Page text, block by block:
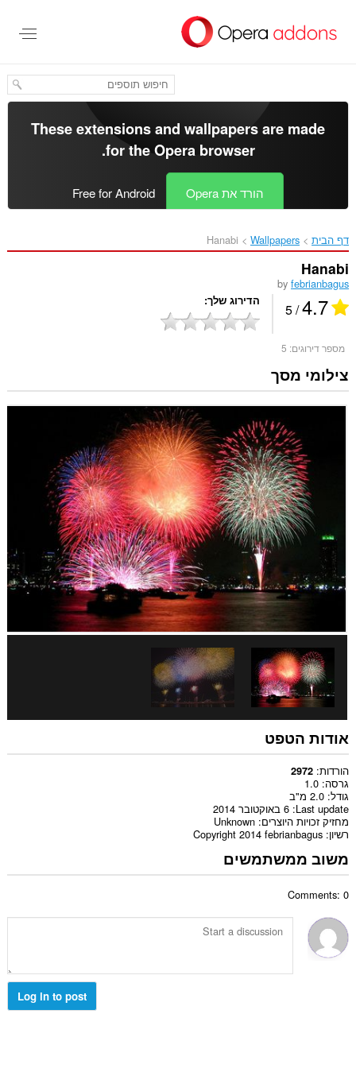
העיקרי
These extensions and wallpapers are made
for theOpera browser
.
הורד את Opera Free for Android
דף הבית Wallpapers
Hanabi‎
Hanabi
byfebrianbagus
4.7
/ 5 הדירוג שלך
מספר דירוגים: 5
צילומי מסך
אודות הטפט
הורדות 2972
גרסה 1.0
גודל 2.0 מ"ב
Last update 6 באוקטובר 2014
מחזיק זכויות היוצרים Unknown
רשיון Copyright 2014 febrianbagus
משוב ממשתמשים
Comments: 0
Log in to post